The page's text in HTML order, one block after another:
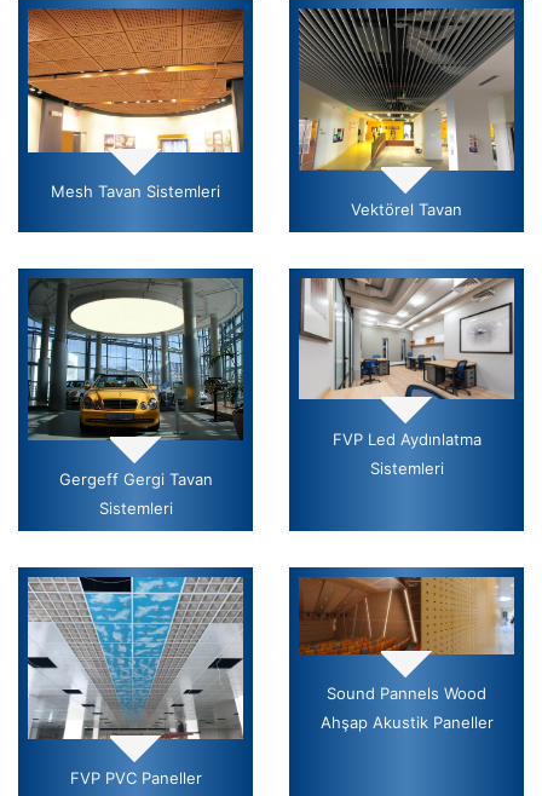
Mesh Tavan Sistemleri
Vektörel Tavan
Gergeff Gergi Tavan
Sistemleri
FVP Led Aydınlatma
Sistemleri
FVP PVC Paneller
Sound Pannels Wood
Ahşap Akustik Paneller